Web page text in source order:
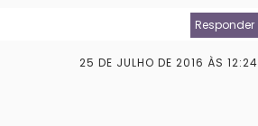
Responder
25 DE JULHO DE 2016 ÀS 12:24